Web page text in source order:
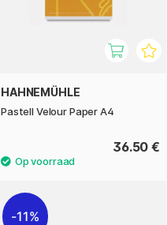
HAHNEMÜHLE
Pastell Velour Paper A4
36.50 €
11%